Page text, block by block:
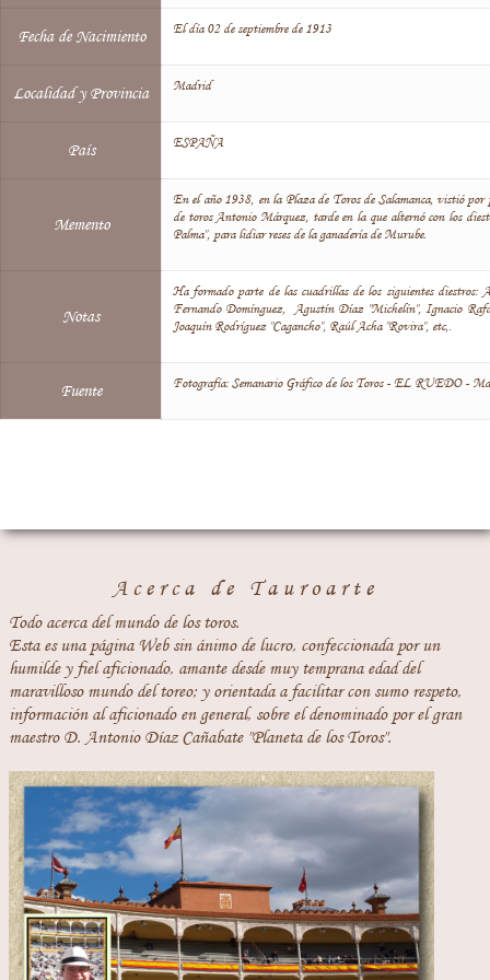
Fecha de Nacimiento El día 02 de septiembre de 1913
Localidad y Provincia Madrid
País ESPAÑA
Memento
En el año 1938, en la Plaza de Toros de Salamanca, vistió
de toros Antonio Márquez, tarde en la que alternó con los
Palma", para lidiar reses de la ganadería de Murube.
Notas
Ha formado parte de las cuadrillas de los siguientes
Fernando Domínguez, Agustín Díaz "Michelín", Ignacio
Joaquín Rodríguez "Cagancho", Raúl Acha "Rovira", etc,.
Fuente Fotografía: Semanario Gráfico de los Toros - EL RUEDO -
Acerca de Tauroarte
Todo acerca del mundo de los toros.
Esta es una página Web sin ánimo de lucro, confeccionada por un
humilde y fiel aficionado, amante desde muy temprana edad del
maravilloso mundo del toreo; y orientada a facilitar con sumo respeto,
información al aficionado en general, sobre el denominado por el gran
maestro D. Antonio Díaz Cañabate "Planeta de los Toros".